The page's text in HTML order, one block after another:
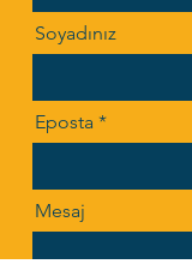
Soyadınız
Eposta
Mesaj